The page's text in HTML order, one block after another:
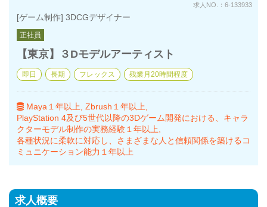
求人NO.：6-133933
[ゲーム制作] 3DCGデザイナー
正社員
【東京】３Dモデルアーティスト
即日 長期 フレックス 残業月20時間程度
Maya１年以上
Zbrush１年以上
PlayStation 4及び5世代以降の3Dゲーム開発における、キャラ
クターモデル制作の実務経験１年以上
各種状況に柔軟に対応し、さまざまな人と信頼関係を築けるコ
ミュニケーション能力１年以上
求人概要